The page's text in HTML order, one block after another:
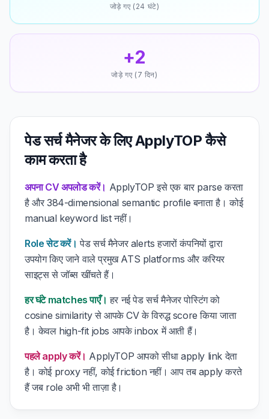
जोड़े गए (24 घंटे)
+2
जोड़े गए (7 दिन)
पेड सर्च मैनेजर के लिए ApplyTOP कैसे
काम करता है
अपना CV अपलोड करें। ApplyTOP इसे एक बार parse करता
है और 384-dimensional semantic profile बनाता है। कोई
manual keyword list नहीं।
Role सेट करें। पेड सर्च मैनेजर alerts हजारों कंपनियों द्वारा
उपयोग किए जाने वाले प्रमुख ATS platforms और करियर
साइट्स से जॉब्स खींचते हैं।
हर घंटे matches पाएँ। हर नई पेड सर्च मैनेजर पोस्टिंग को
cosine similarity से आपके CV के विरुद्ध score किया जाता
है। केवल high-fit jobs आपके inbox में आती हैं।
पहले apply करें। ApplyTOP आपको सीधा apply link देता
है। कोई proxy नहीं, कोई friction नहीं। आप तब apply करते
हैं जब role अभी भी ताज़ा है।